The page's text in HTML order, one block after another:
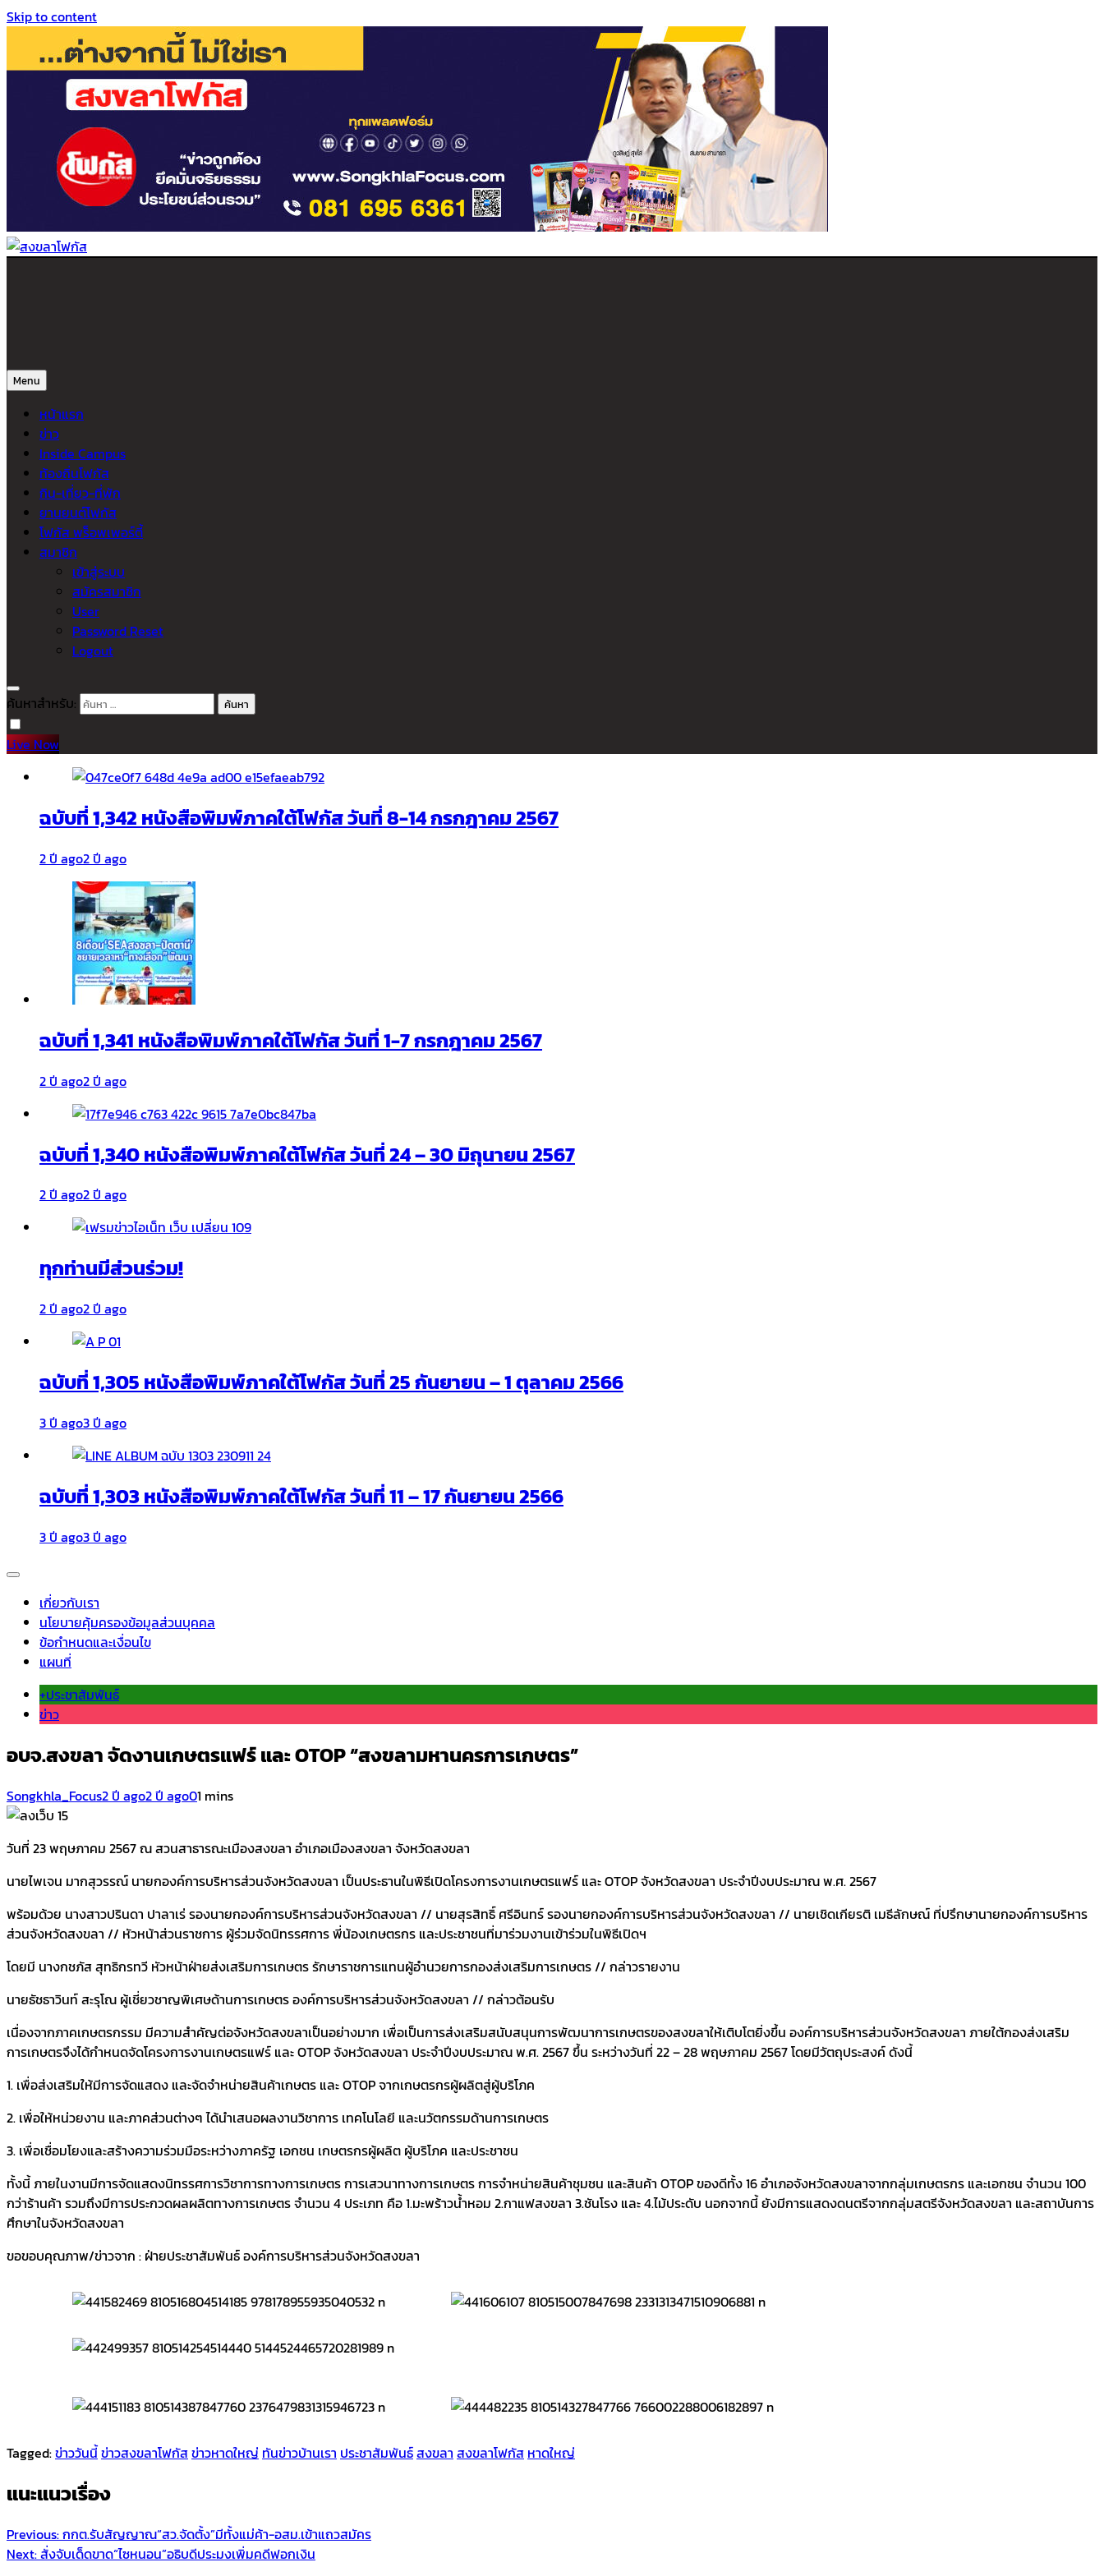
Skip to content
Menu
หน้าแรก
ข่าว
Inside Campus
ท้องถิ่นโฟกัส
กิน-เที่ยว-ที่พัก
ยานยนต์โฟกัส
โฟกัส พร็อพเพอร์ตี้
สมาชิก
เข้าสู่ระบบ
สมัครสมาชิก
User
Password Reset
Logout
ค้นหาสำหรับ:
Live Now
ฉบับที่ 1,342 หนังสือพิมพ์ภาคใต้โฟกัส วันที่ 8-14 กรกฎาคม 2567
2 ปี ago2 ปี ago
ฉบับที่ 1,341 หนังสือพิมพ์ภาคใต้โฟกัส วันที่ 1-7 กรกฎาคม 2567
2 ปี ago2 ปี ago
ฉบับที่ 1,340 หนังสือพิมพ์ภาคใต้โฟกัส วันที่ 24 – 30 มิถุนายน 2567
2 ปี ago2 ปี ago
ทุกท่านมีส่วนร่วม!
2 ปี ago2 ปี ago
ฉบับที่ 1,305 หนังสือพิมพ์ภาคใต้โฟกัส วันที่ 25 กันยายน – 1 ตุลาคม 2566
3 ปี ago3 ปี ago
ฉบับที่ 1,303 หนังสือพิมพ์ภาคใต้โฟกัส วันที่ 11 – 17 กันยายน 2566
3 ปี ago3 ปี ago
เกี่ยวกับเรา
นโยบายคุ้มครองข้อมูลส่วนบุคคล
ข้อกำหนดและเงื่อนไข
แผนที่
+ประชาสัมพันธ์
ข่าว
อบจ.สงขลา จัดงานเกษตรแฟร์ และ OTOP “สงขลามหานครการเกษตร”
Songkhla_Focus2 ปี ago2 ปี ago01 mins
วันที่ 23 พฤษภาคม 2567 ณ สวนสาธารณะเมืองสงขลา อำเภอเมืองสงขลา จังหวัดสงขลา
นายไพเจน มากสุวรรณ์ นายกองค์การบริหารส่วนจังหวัดสงขลา เป็นประธานในพิธีเปิดโครงการงานเกษตรแฟร์ และ OTOP จังหวัดสงขลา ประจำปีงบประมาณ พ.ศ. 2567
พร้อมด้วย นางสาวปรินดา ปาลาเร่ รองนายกองค์การบริหารส่วนจังหวัดสงขลา // นายสุรสิทธิ์ ศรีอินทร์ รองนายกองค์การบริหารส่วนจังหวัดสงขลา // นายเชิดเกียรติ เมธีลักษณ์ ที่ปรึกษานายกองค์การบริหาร
ส่วนจังหวัดสงขลา // หัวหน้าส่วนราชการ ผู้ร่วมจัดนิทรรศการ พี่น้องเกษตรกร และประชาชนที่มาร่วมงานเข้าร่วมในพิธีเปิดฯ
โดยมี นางกชภัส สุทธิกรทวี หัวหน้าฝ่ายส่งเสริมการเกษตร รักษาราชการแทนผู้อำนวยการกองส่งเสริมการเกษตร // กล่าวรายงาน
นายธัชธาวินท์ สะรุโณ ผู้เชี่ยวชาญพิเศษด้านการเกษตร องค์การบริหารส่วนจังหวัดสงขลา // กล่าวต้อนรับ
เนื่องจากภาคเกษตรกรรม มีความสำคัญต่อจังหวัดสงขลาเป็นอย่างมาก เพื่อเป็นการส่งเสริมสนับสนุนการพัฒนาการเกษตรของสงขลาให้เติบโตยิ่งขึ้น องค์การบริหารส่วนจังหวัดสงขลา ภายใต้กองส่งเสริม
การเกษตรจึงได้กำหนดจัดโครงการงานเกษตรแฟร์ และ OTOP จังหวัดสงขลา ประจำปีงบประมาณ พ.ศ. 2567 ขึ้น ระหว่างวันที่ 22 – 28 พฤษภาคม 2567 โดยมีวัตถุประสงค์ ดังนี้
1. เพื่อส่งเสริมให้มีการจัดแสดง และจัดจำหน่ายสินค้าเกษตร และ OTOP จากเกษตรกรผู้ผลิตสู่ผู้บริโภค
2. เพื่อให้หน่วยงาน และภาคส่วนต่างๆ ได้นำเสนอผลงานวิชาการ เทคโนโลยี และนวัตกรรมด้านการเกษตร
3. เพื่อเชื่อมโยงและสร้างความร่วมมือระหว่างภาครัฐ เอกชน เกษตรกรผู้ผลิต ผู้บริโภค และประชาชน
ทั้งนี้ ภายในงานมีการจัดแสดงนิทรรศการวิชาการทางการเกษตร การเสวนาทางการเกษตร การจำหน่ายสินค้าชุมชน และสินค้า OTOP ของดีทั้ง 16 อำเภอจังหวัดสงขลาจากกลุ่มเกษตรกร และเอกชน จำนวน 100
กว่าร้านค้า รวมถึงมีการประกวดผลผลิตทางการเกษตร จำนวน 4 ประเภท คือ 1.มะพร้าวน้ำหอม 2.กาแฟสงขลา 3.ชันโรง และ 4.ไม้ประดับ นอกจากนี้ ยังมีการแสดงดนตรีจากกลุ่มสตรีจังหวัดสงขลา และสถาบันการ
ศึกษาในจังหวัดสงขลา
ขอขอบคุณภาพ/ข่าวจาก : ฝ่ายประชาสัมพันธ์ องค์การบริหารส่วนจังหวัดสงขลา
Tagged:ข่าววันนี้ข่าวสงขลาโฟกัสข่าวหาดใหญ่ ทันข่าวบ้านเรา ประชาสัมพันธ์สงขลา สงขลาโฟกัส หาดใหญ่
แนะแนวเรื่อง
Previous:กกต.รับสัญญาณ“สว.จัดตั้ง”มีทั้งแม่ค้า-อสม.เข้าแถวสมัคร
Next:สั่งจับเด็ดขาด“ไซหนอน”อธิบดีประมงเพิ่มคดีฟอกเงิน